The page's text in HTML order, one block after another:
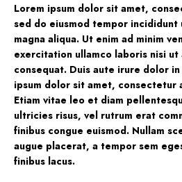
Lorem ipsum dolor sit amet,
sed do eiusmod tempor
magna aliqua. Ut enim ad minim
exercitation ullamco laboris nisi ut
consequat. Duis aute irure dolor
ipsum dolor sit amet, consectetur
Etiam vitae leo et diam
ultricies risus, vel rutrum erat
finibus congue euismod. Nullam
augue placerat, a tempor sem
finibus lacus.